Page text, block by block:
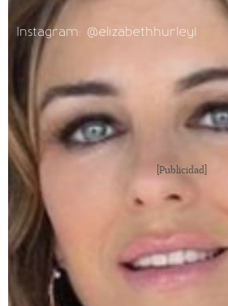
Instagram: @elizabethhurley1
[Publicidad]